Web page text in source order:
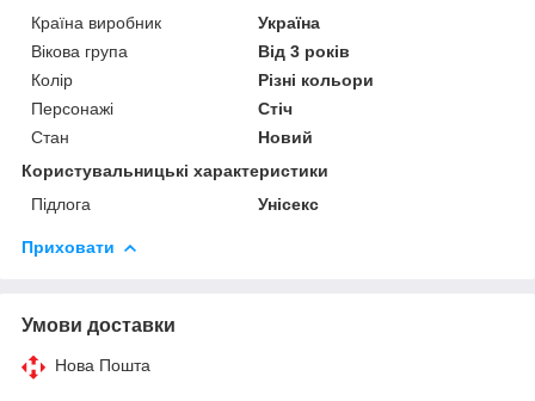
Країна виробник
Україна
Вікова група
Від 3 років
Колір
Різні кольори
Персонажі
Стіч
Стан
Новий
Користувальницькі характеристики
Підлога
Унісекс
Приховати
Умови доставки
Нова Пошта